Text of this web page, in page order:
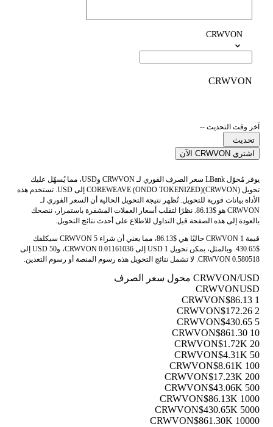
CRWVON
CRWVON
آخر وقت التحديث --
تحديث
اشتري CRWVON الآن
يوفر مُحوّل LBank سعر الصرف الفوري لـ CRWVON وUSD، مما يُسهّل عليك
تحويل COREWEAVE (ONDO TOKENIZED)(CRWVON) إلى USD. تستخدم هذه
الأداة بيانات فورية للتحويل. تُظهر نتيجة التحويل الحالية أن السعر الفوري لـ
CRWVON هو $86.13. نظرًا لتقلب أسعار العملات المشفرة باستمرار، ننصحك
بالعودة إلى هذه الصفحة قبل التداول للاطلاع على أحدث نتائج التحويل.
قيمة 1 CRWVON حاليًا هي $86.13، مما يعني أن شراء 5 CRWVON سيكلفك
$430.65. وبالمثل، يمكن تحويل 1 USD إلى 0.01161036 CRWVON، و50 USD إلى
0.580518 CRWVON. لا تشمل نتائج التحويل هذه رسوم المنصة أو رسوم التعدين.
CRWVON/USD محول سعر الصرف
CRWVONUSD
1 CRWVON
$86.13
2 CRWVON
$172.26
5 CRWVON
$430.65
10 CRWVON
$861.30
20 CRWVON
$1.72K
50 CRWVON
$4.31K
100 CRWVON
$8.61K
200 CRWVON
$17.23K
500 CRWVON
$43.06K
1000 CRWVON
$86.13K
5000 CRWVON
$430.65K
10000 CRWVON
$861.30K